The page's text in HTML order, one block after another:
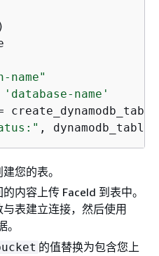
name"
'database-name'
, dynamodb_table)
您的表。
内容上传 FaceId 到表中。
表建立连接，然后使用
的值替换为包含您上